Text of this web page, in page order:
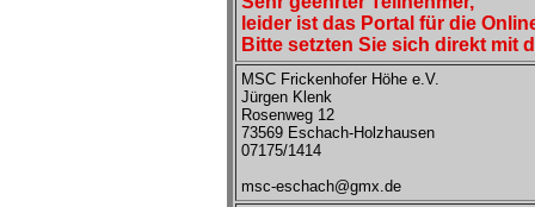
leider ist das Portal für die
Bitte setzten Sie sich direkt mit
MSC Frickenhofer Höhe e.V.
Jürgen Klenk
Rosenweg 12
73569 Eschach-Holzhausen
07175/1414
msc-eschach@gmx.de